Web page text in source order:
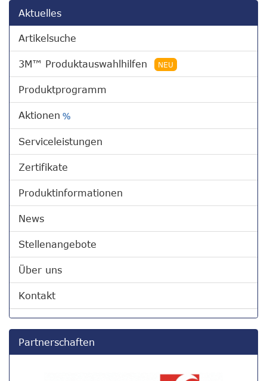
Aktuelles
Artikelsuche
3M™ Produktauswahlhilfen NEU
Produktprogramm
Aktionen %
Serviceleistungen
Zertifikate
Produktinformationen
News
Stellenangebote
Über uns
Kontakt
Partnerschaften